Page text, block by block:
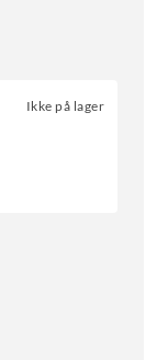
Ikke på lager